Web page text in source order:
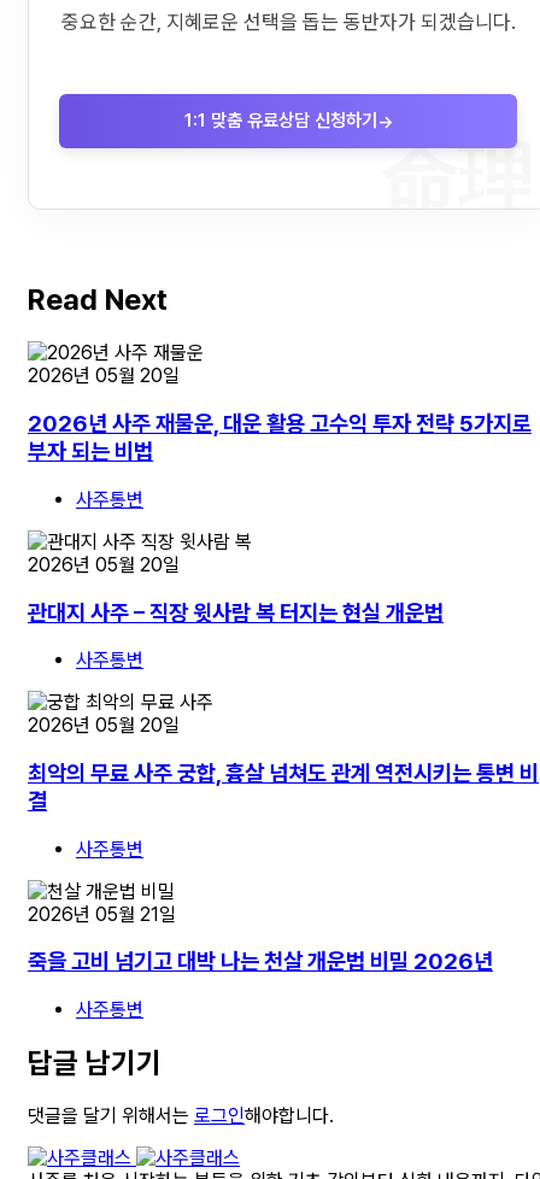
命理
중요한 순간, 지혜로운 선택을 돕는 동반자가 되겠습니다.
1:1 맞춤 유료상담 신청하기 →
Read Next
2026년 05월 20일
2026년 사주 재물운, 대운 활용 고수익 투자 전략 5가지로
부자 되는 비법
사주통변
2026년 05월 20일
관대지 사주 – 직장 윗사람 복 터지는 현실 개운법
사주통변
2026년 05월 20일
최악의 무료 사주 궁합, 흉살 넘쳐도 관계 역전시키는 통변 비
결
사주통변
2026년 05월 21일
죽을 고비 넘기고 대박 나는 천살 개운법 비밀 2026년
사주통변
답글 남기기
댓글을 달기 위해서는 로그인해야합니다.